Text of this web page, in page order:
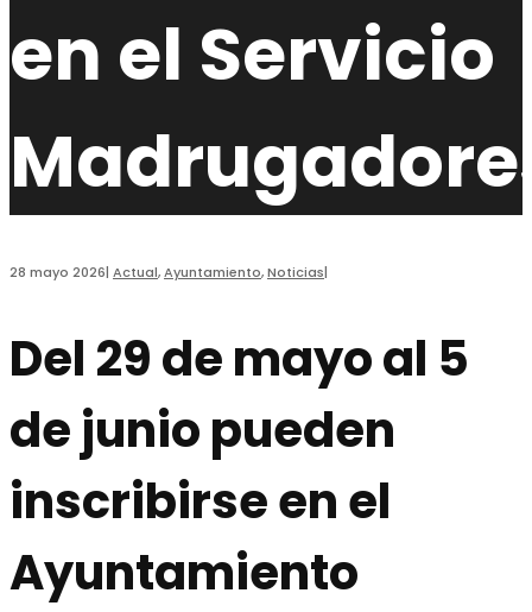
en el Servicio
28 mayo 2026| Actual,Ayuntamiento,Noticias|
Del 29 de mayo al 5
de junio pueden
inscribirse en el
Ayuntamiento